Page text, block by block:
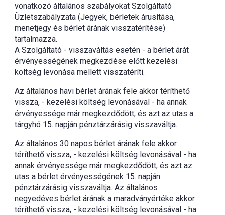
vonatkozó általános szabályokat Szolgáltató
Üzletszabályzata (Jegyek, bérletek árusítása,
menetjegy és bérlet árának visszatérítése)
tartalmazza.
A Szolgáltató - visszaváltás esetén - a bérlet árát
érvényességének megkezdése előtt kezelési
költség levonása mellett visszatéríti.
Az általános havi bérlet árának fele akkor téríthető
vissza, - kezelési költség levonásával - ha annak
érvényessége már megkezdődött, és azt az utas a
tárgyhó 15. napján pénztárzárásig visszaváltja.
Az általános 30 napos bérlet árának fele akkor
téríthető vissza, - kezelési költség levonásával - ha
annak érvényessége már megkezdődött, és azt az
utas a bérlet érvényességének 15. napján
pénztárzárásig visszaváltja. Az általános
negyedéves bérlet árának a maradványértéke akkor
téríthető vissza, - kezelési költség levonásával - ha